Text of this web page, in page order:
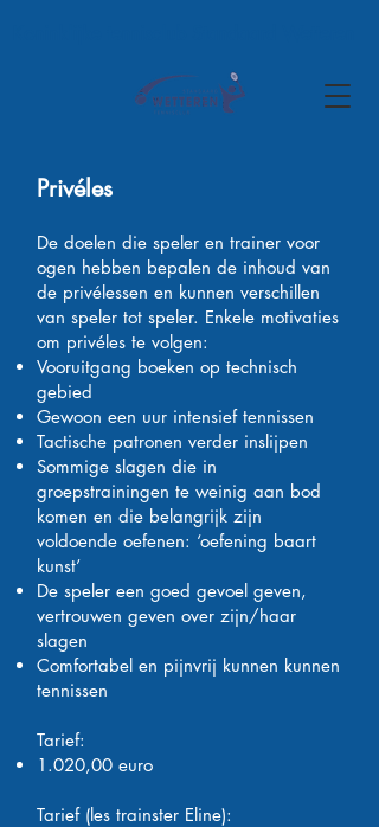
Privéles ​​
De doelen die speler en trainer voor
ogen hebben bepalen de inhoud van
de privélessen en kunnen verschillen
van speler tot speler. Enkele motivaties
om privéles te volgen:
Vooruitgang boeken op technisch
gebied
Gewoon een uur intensief tennissen
Tactische patronen verder inslijpen
Sommige slagen die in
groepstrainingen te weinig aan bod
komen en die belangrijk zijn
voldoende oefenen: ‘oefening baart
kunst’
De speler een goed gevoel geven,
vertrouwen geven over zijn/haar
slagen
Comfortabel en pijnvrij kunnen kunnen
tennissen
Tarief: ​​​
1.020,00 euro
Tarief (les trainster Eline):